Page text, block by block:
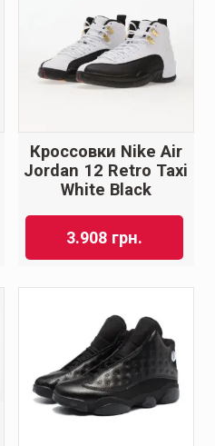
Кроссовки Nike Air
Jordan 12 Retro Taxi
White Black
3.908 грн.